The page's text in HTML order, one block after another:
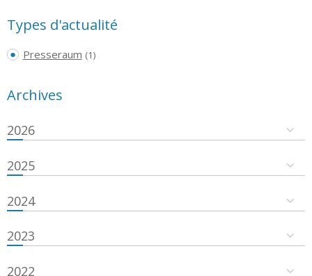
Types d'actualité
Presseraum (1)
Archives
2026
2025
2024
2023
2022